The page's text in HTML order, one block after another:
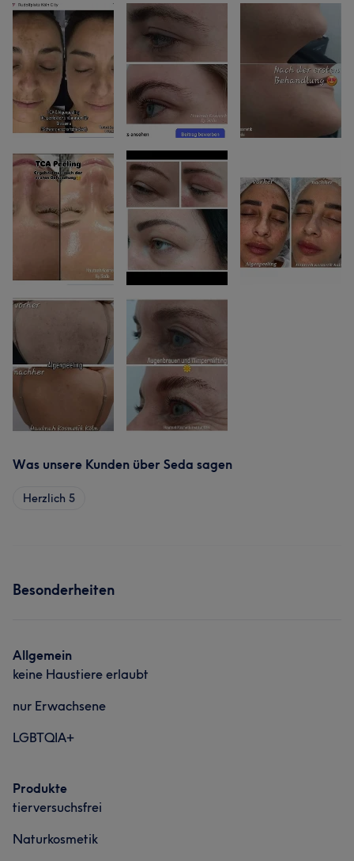
Was unsere Kunden über Seda sagen
Herzlich 5
Besonderheiten
Allgemein
keine Haustiere erlaubt
nur Erwachsene
LGBTQIA+
Produkte
tierversuchsfrei
Naturkosmetik